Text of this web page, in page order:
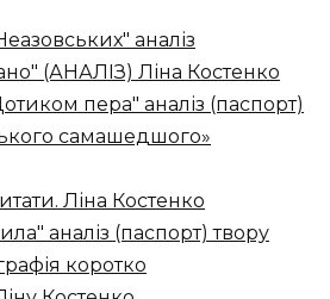
аналіз
(АНАЛІЗ) Ліна Костенко
пера" аналіз (паспорт)
самашедшого»
Ліна Костенко
аналіз (паспорт) твору
коротко